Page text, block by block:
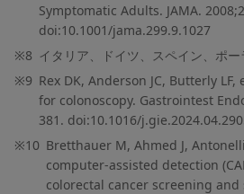
Symptomatic Adults. JAMA.
doi:10.1001/jama.299.9.1027
※8 イタリア、ドイツ、スペイン、ポー
※9 Rex DK, Anderson JC, Butterly
for colonoscopy. Gastrointest
381. doi:10.1016/
※10 Bretthauer M, Ahmed J,
computer-assisted detection
colorectal cancer screening